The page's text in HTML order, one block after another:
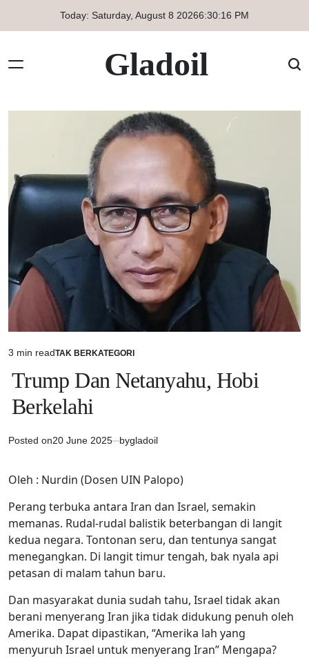
Today: Saturday, August 8 20266:30:17 PM
Gladoil
Estimated
read
time
3 min read POSTED
TAK BERKATEGORI
Trump Dan Netanyahu, Hobi
Berkelahi
Posted on20 June 2025 bygladoil
Oleh : Nurdin (Dosen UIN Palopo)
Perang terbuka antara Iran dan Israel, semakin
memanas. Rudal-rudal balistik beterbangan di langit
kedua negara. Tontonan seru, dan tentunya sangat
menegangkan. Di langit timur tengah, bak nyala api
petasan di malam tahun baru.
Dan masyarakat dunia sudah tahu, Israel tidak akan
berani menyerang Iran jika tidak didukung penuh oleh
Amerika. Dapat dipastikan, “Amerika lah yang
menyuruh Israel untuk menyerang Iran” Mengapa?